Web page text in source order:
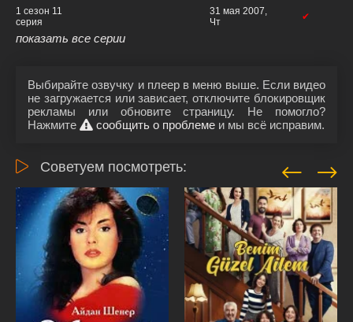
1 сезон 11
серия
31 мая 2007,
Чт
✔
показать все серии
Выбирайте озвучку и плеер в меню выше. Если видео
не загружается или зависает, отключите блокировщик
рекламы или обновите страницу. Не помогло?
Нажмите
сообщить о проблеме и мы всё исправим.
Советуем посмотреть: